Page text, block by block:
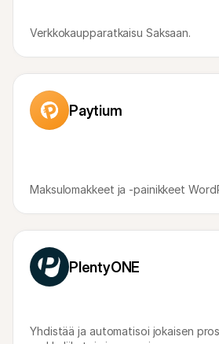
Verkkokaupparatkaisu Saksaan.
Paytium
Maksulomakkeet ja -painikkeet
PlentyONE
Yhdistää ja automatisoi jokaisen